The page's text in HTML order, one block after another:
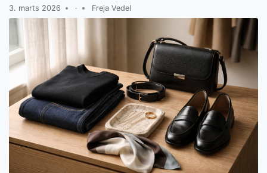
3. marts 2026 · Freja Vedel